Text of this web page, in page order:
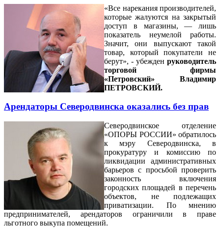
«Все нарекания производителей,
которые жалуются на закрытый
доступ в магазины, — лишь
показатель неумелой работы.
Значит, они выпускают такой
товар, который покупатели не
берут», - убежден руководитель
торговой фирмы
«Петровский» Владимир
ПЕТРОВСКИЙ.
Арендаторы Северодвинска оказались без прав
Северодвинское отделение
«ОПОРЫ РОССИИ» обратилось
к мэру Северодвинска, в
прокуратуру и комиссию по
ликвидации административных
барьеров с просьбой проверить
законность включения
городских площадей в перечень
объектов, не подлежащих
приватизации. По мнению
предпринимателей, арендаторов ограничили в праве
льготного выкупа помещений.